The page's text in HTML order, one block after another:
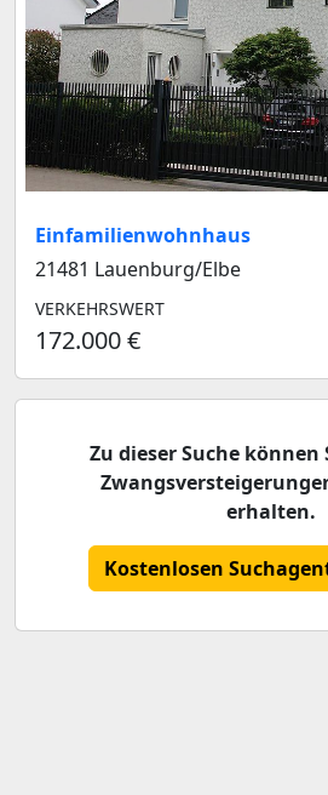
Einfamilienwohnhaus
21481 Lauenburg/Elbe
VERKEHRSWERT
172.000 €
Zu dieser Suche können
erhalten.
Kostenlosen